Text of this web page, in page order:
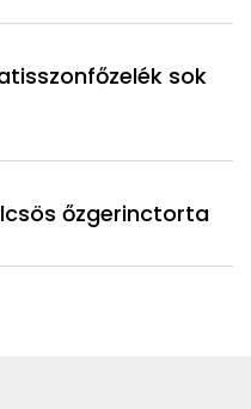
sok
őzgerinctorta